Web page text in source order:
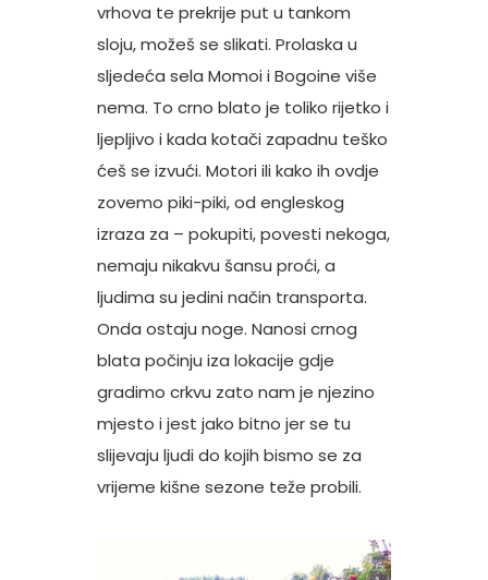
vrhova te prekrije put u tankom
sloju, možeš se slikati. Prolaska u
sljedeća sela Momoi i Bogoine više
nema. To crno blato je toliko rijetko i
ljepljivo i kada kotači zapadnu teško
ćeš se izvući. Motori ili kako ih ovdje
zovemo piki-piki, od engleskog
izraza za – pokupiti, povesti nekoga,
nemaju nikakvu šansu proći, a
ljudima su jedini način transporta.
Onda ostaju noge. Nanosi crnog
blata počinju iza lokacije gdje
gradimo crkvu zato nam je njezino
mjesto i jest jako bitno jer se tu
slijevaju ljudi do kojih bismo se za
vrijeme kišne sezone teže probili.